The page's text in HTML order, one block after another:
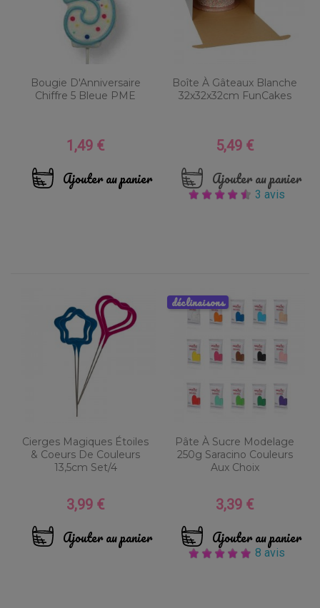
Bougie D'Anniversaire
Chiffre 5 Bleue PME
Prix
1,49 €
Ajouter au panier
Boîte À Gâteaux Blanche
32x32x32cm FunCakes
Prix
5,49 €
Ajouter au panier
3 avis
Cierges Magiques Étoiles
& Coeurs De Couleurs
13,5cm Set/4
Prix
3,99 €
Ajouter au panier
Pâte À Sucre Modelage
250g Saracino Couleurs
Aux Choix
Prix
3,39 €
Ajouter au panier
8 avis
déclinaisons